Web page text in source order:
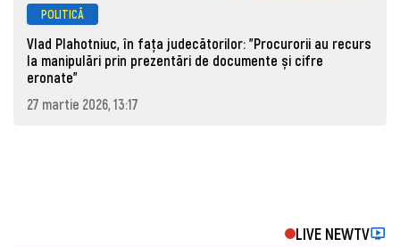
POLITICĂ
Vlad Plahotniuc, în fața judecătorilor: "Procurorii au recurs
la manipulări prin prezentări de documente și cifre
eronate"
27 martie 2026, 13:17
LIVE NEWTV